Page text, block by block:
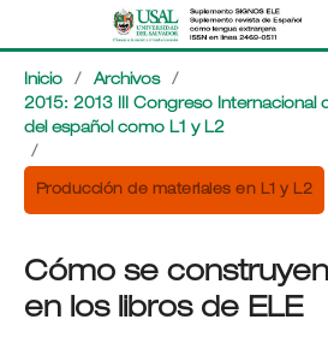
Inicio / Archivos
/
2015: 2013 III Congreso Internacional
del español como L1 y L2
/
Producción de materiales en L1 y L2
Cómo se
en los libros de ELE